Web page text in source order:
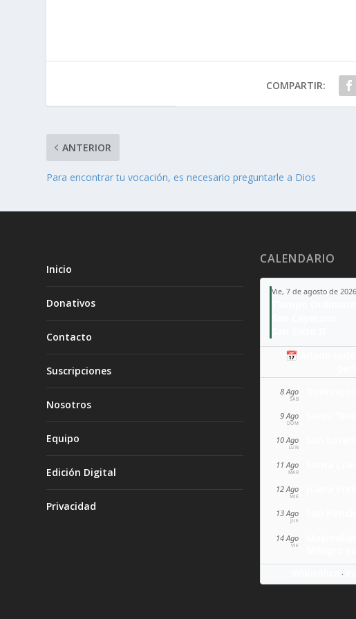
COMPARTIR:
ANTERIOR
Para encontrar tu vocación, es necesario preguntarle a Dios
Inicio
Donativos
Contacto
Suscripciones
Nosotros
Equipo
Edición Digital
Privacidad
CALENDARIO
Vie, 7 de agosto de 2026
📅 Añade
8 Ago
SÁB
9 Ago
DOM
10 Ago
LUN
11 Ago
MAR
12 Ago
MIÉ
13 Ago
JUE
14 Ago
VIE
·